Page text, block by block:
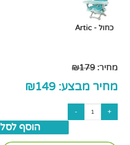
כחול - Artic
מחיר: ₪179
מחיר מבצע: ₪149
הוסף לסל